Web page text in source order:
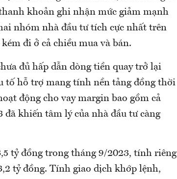
khoản ghi nhận mức giảm mạnh
nhóm nhà đầu tư tích cực nhất trên
đi ở cả chiều mua và bán.
đủ hấp dẫn dòng tiền quay trở lại
tố hỗ trợ mang tính nền tảng đồng thời
động cho vay margin bao gồm cả
khiến tâm lý của nhà đầu tư càng
tỷ đồng trong tháng 9/2023, tính riêng
tỷ đồng. Tính giao dịch khớp lệnh,